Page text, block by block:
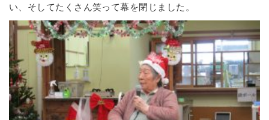
い、そしてたくさん笑って幕を閉じました。